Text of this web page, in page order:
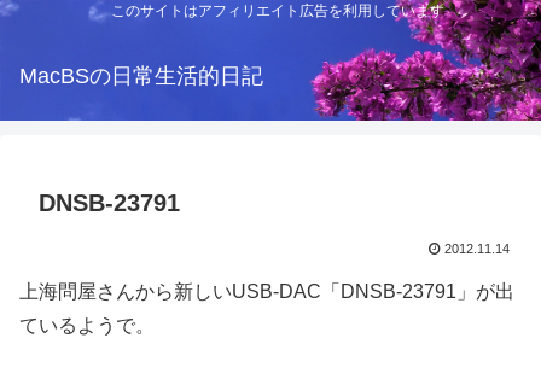
このサイトはアフィリエイト広告を利用しています
MacBSの日常生活的日記
DNSB-23791
2012.11.14
上海問屋さんから新しいUSB-DAC「DNSB-23791」が出
ているようで。